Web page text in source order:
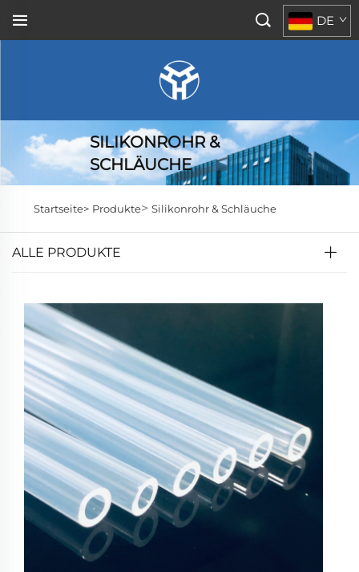
DE
SILIKONROHR &
SCHLÄUCHE
Startseite> Produkte> Silikonrohr & Schläuche
ALLE PRODUKTE